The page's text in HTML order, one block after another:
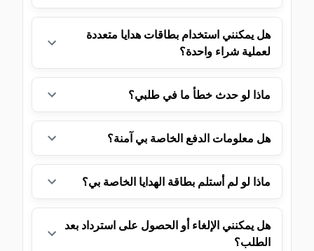
هل يمكنني استخدام بطاقات هدايا متعددة
لعملية شراء واحدة؟
ماذا لو حدث خطأ ما في طلبي؟
هل معلومات الدفع الخاصة بي آمنة؟
ماذا لو لم أستلم بطاقة الهدايا الخاصة بي؟
هل يمكنني الإلغاء أو الحصول على استرداد بعد
الطلب؟